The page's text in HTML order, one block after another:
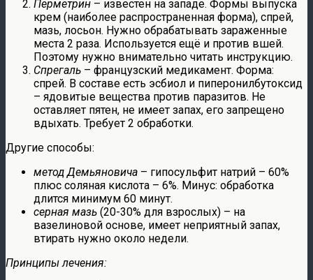
Перметрин – известен на западе. Формы выпуска
крем (наиболее распространенная форма), спрей,
мазь, лосьон. Нужно обрабатывать зараженные
места 2 раза. Используется ещё и против вшей.
Поэтому нужно внимательно читать инструкцию.
Спрегаль – французский медикамент. Форма:
спрей. В составе есть эсбиол и пиперонилбутоксид
– ядовитые вещества против паразитов. Не
оставляет пятен, не имеет запах, его запрещено
вдыхать. Требует 2 обработки.
Другие способы:
метод Демьяновича – гипосульфит натрий – 60%
плюс соляная кислота – 6%. Минус: обработка
длится минимум 60 минут.
серная мазь (20-30% для взрослых) – на
вазелиновой основе, имеет неприятный запах,
втирать нужно около недели.
Принципы лечения: